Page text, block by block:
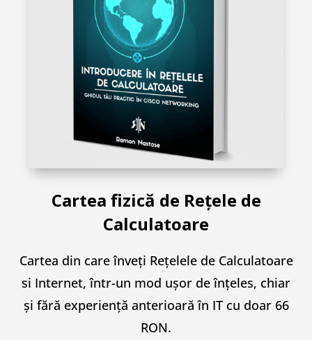
Cartea fizică de Rețele de
Calculatoare
Cartea din care înveți Rețelele de Calculatoare
si Internet, într-un mod ușor de înțeles, chiar
și fără experiență anterioară în IT cu doar 66
RON.